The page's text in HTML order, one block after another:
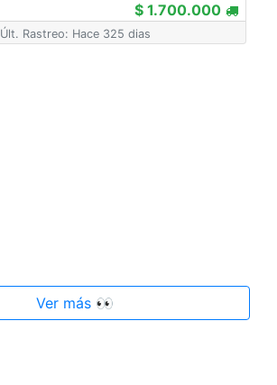
$ 1.700.000
Últ. Rastreo: Hace 325 dias
Ver más 👀